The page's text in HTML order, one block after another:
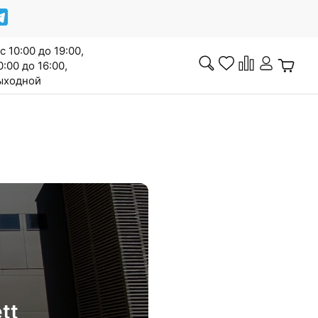
10:00 до 19:00,
до 16:00,
Сопутствующие товары
Межкомнатные двери